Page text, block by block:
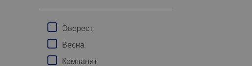
Эверест
Весна
Компанит